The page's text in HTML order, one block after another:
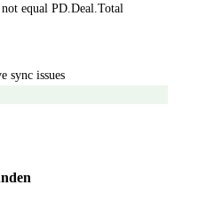
equal PD.Deal.Total
sync issues